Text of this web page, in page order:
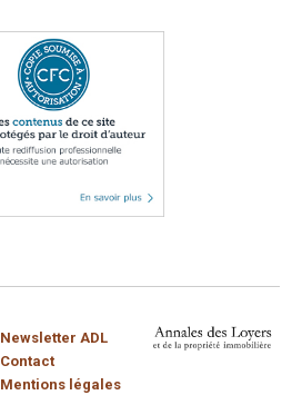
Newsletter ADL
Contact
Mentions légales